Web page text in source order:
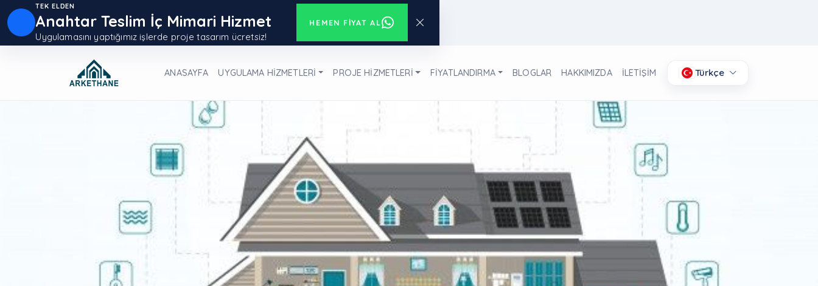
TEK ELDEN
Anahtar Teslim İç Mimari Hizmet
Uygulamasını yaptığımız işlerde proje tasarım ücretsiz!
HEMEN FIYAT AL
ANASAYFA UYGULAMA HİZMETLERİ PROJE HİZMETLERİ FİYATLANDIRMA BLOGLAR HAKKIMIZDA İLETİŞİM Türkçe